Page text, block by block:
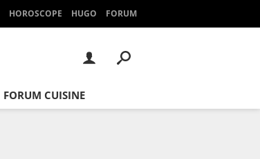
HOROSCOPE HUGO FORUM
FORUM CUISINE